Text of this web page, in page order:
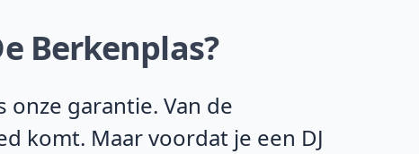
Berkenplas?
garantie. Van de
komt. Maar voordat je een DJ